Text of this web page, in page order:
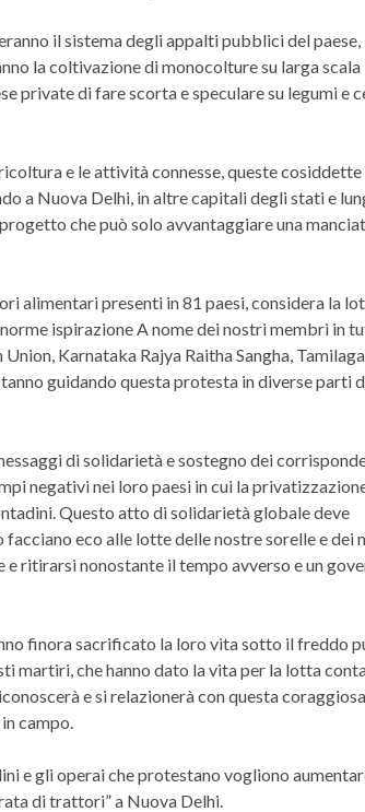
il sistema degli appalti pubblici del paese,
la coltivazione di monocolture su larga scala
private di fare scorta e speculare su legumi e
e le attività connesse, queste cosiddette
a Nuova Delhi, in altre capitali degli stati e
che può solo avvantaggiare una
alimentari presenti in 81 paesi, considera la
ispirazione A nome dei nostri membri in
Karnataka Rajya Raitha Sangha, Tamilaga
guidando questa protesta in diverse parti
di solidarietà e sostegno dei
negativi nei loro paesi in cui la
Questo atto di solidarietà globale deve
eco alle lotte delle nostre sorelle e dei
ritirarsi nonostante il tempo avverso e un
finora sacrificato la loro vita sotto il freddo
martiri, che hanno dato la vita per la lotta
e si relazionerà con questa coraggiosa
campo.
e gli operai che protestano vogliono
di trattori” a Nuova Delhi.